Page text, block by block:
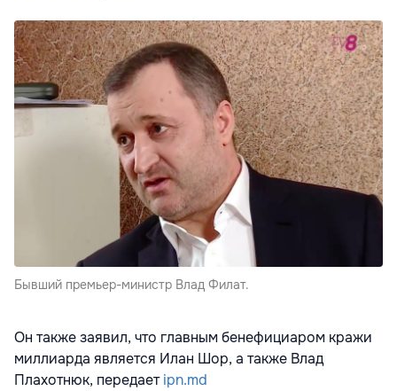
Бывший премьер-министр Влад Филат.
Он также заявил, что главным бенефициаром кражи
миллиарда является Илан Шор, а также Влад
Плахотнюк, передаетipn.md